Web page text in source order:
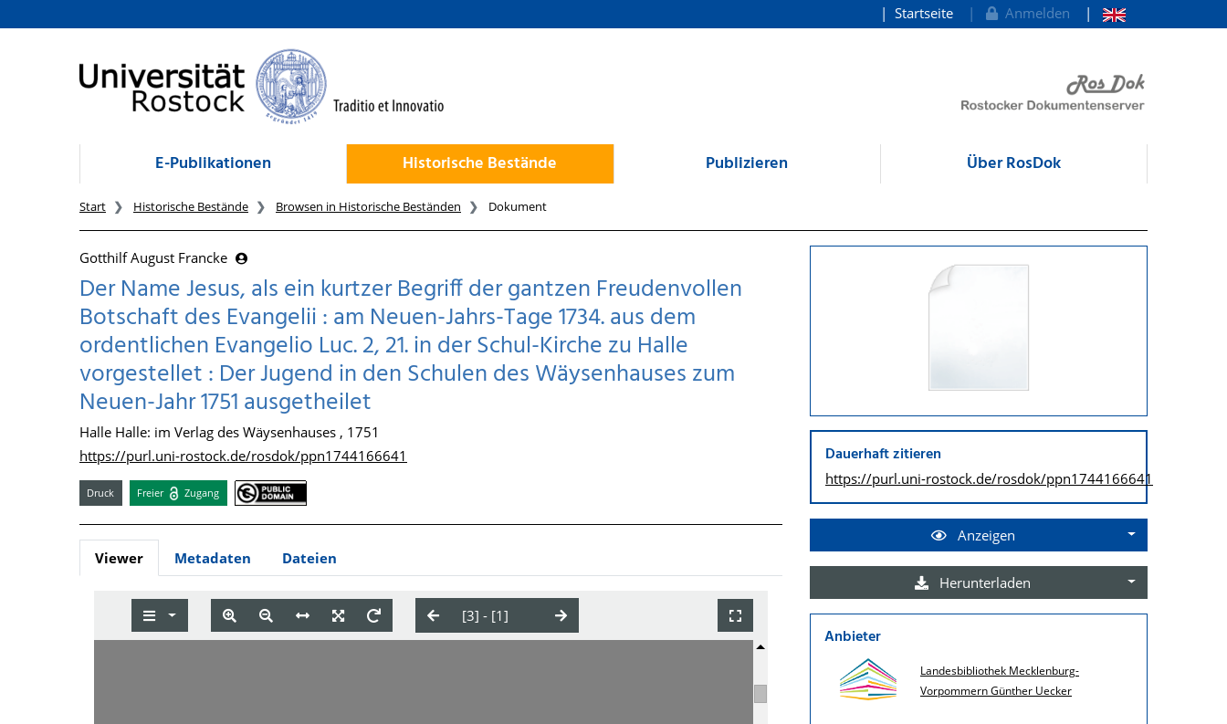
zum Inhalt
Startseite Anmelden
E-Publikationen Historische Bestände Publizieren Über RosDok
Start Historische Bestände Browsen in Historische Beständen Dokument
Gotthilf August Francke
Der Name Jesus, als ein kurtzer Begriff der gantzen Freudenvollen
Botschaft des Evangelii : am Neuen-Jahrs-Tage 1734. aus dem
ordentlichen Evangelio Luc. 2, 21. in der Schul-Kirche zu Halle
vorgestellet : Der Jugend in den Schulen des Wäysenhauses zum
Neuen-Jahr 1751 ausgetheilet
Halle Halle: im Verlag des Wäysenhauses , 1751
https://purl.uni-rostock.de/rosdok/ppn1744166641
Druck Freier Zugang
Viewer Metadaten Dateien
Dauerhaft zitieren
https://purl.uni-rostock.de/rosdok/ppn1744166641
Anzeigen
Herunterladen
Anbieter
Landesbibliothek Mecklenburg-
Vorpommern Günther Uecker